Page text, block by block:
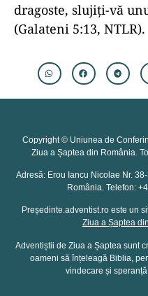
dragoste, slujiţi-vă
(Galateni 5:13, NTLR).
Copyright © Uniunea de
Ziua a Șaptea din România.
Adresă: Erou Iancu Nicolae Nr.
România. Telefon:
Președinte.adventist.ro este un
Ziua a Șaptea
Adventiștii de Ziua a Șaptea sunt
oameni să înțeleagă Biblia,
vindecare și